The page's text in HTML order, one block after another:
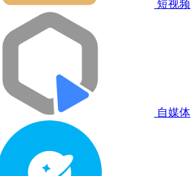
短视频
自媒体